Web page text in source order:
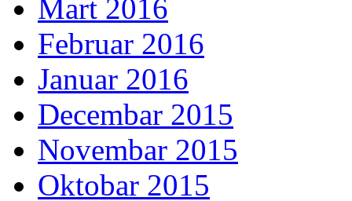
Mart 2016
Februar 2016
Januar 2016
Decembar 2015
Novembar 2015
Oktobar 2015